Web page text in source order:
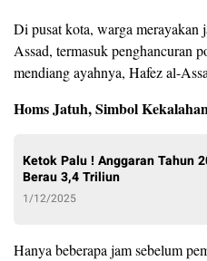
Di pusat kota, warga merayakan
Assad, termasuk penghancuran
mendiang ayahnya, Hafez al-
Homs Jatuh, Simbol
Ketok Palu ! Anggaran Tahun
Berau 3,4 Triliun
1/12/2025
Hanya beberapa jam sebelum